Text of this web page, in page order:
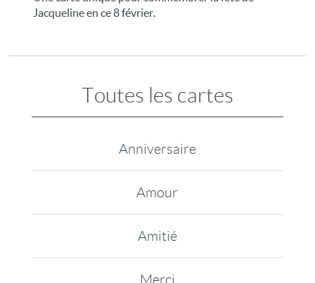
Jacqueline en ce 8 février.
Toutes les cartes
Anniversaire
Amour
Amitié
Merci